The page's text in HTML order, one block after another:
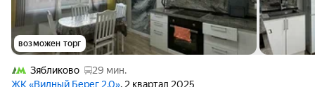
возможен торг
Зябликово
29 мин.
ЖК «Видный Берег 2.0», 2 квартал 2025